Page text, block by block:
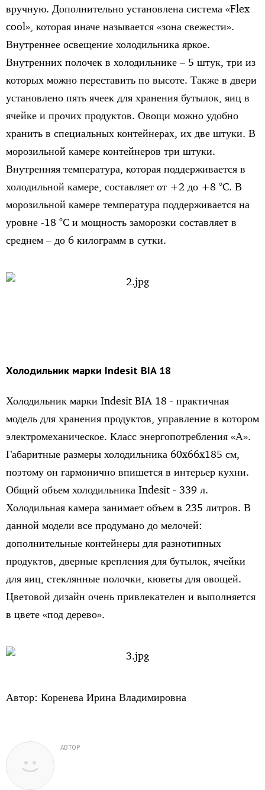
вручную. Дополнительно установлена система «Flex
cool», которая иначе называется «зона свежести».
Внутреннее освещение холодильника яркое.
Внутренних полочек в холодильнике – 5 штук, три из
которых можно переставить по высоте. Также в двери
установлено пять ячеек для хранения бутылок, яиц в
ячейке и прочих продуктов. Овощи можно удобно
хранить в специальных контейнерах, их две штуки. В
морозильной камере контейнеров три штуки.
Внутренняя температура, которая поддерживается в
холодильной камере, составляет от +2 до +8 °C. В
морозильной камере температура поддерживается на
уровне -18 °C и мощность заморозки составляет в
среднем – до 6 килограмм в сутки.
Холодильник марки Indesit BIA 18
Холодильник марки Indesit BIA 18 - практичная
модель для хранения продуктов, управление в котором
электромеханическое. Класс энергопотребления «А».
Габаритные размеры холодильника 60x66x185 см,
поэтому он гармонично впишется в интерьер кухни.
Общий объем холодильника Indesit - 339 л.
Холодильная камера занимает объем в 235 литров. В
данной модели все продумано до мелочей:
дополнительные контейнеры для разнотипных
продуктов, дверные крепления для бутылок, ячейки
для яиц, стеклянные полочки, кюветы для овощей.
Цветовой дизайн очень привлекателен и выполняется
в цвете «под дерево».
Автор: Коренева Ирина Владимировна
АВТОР